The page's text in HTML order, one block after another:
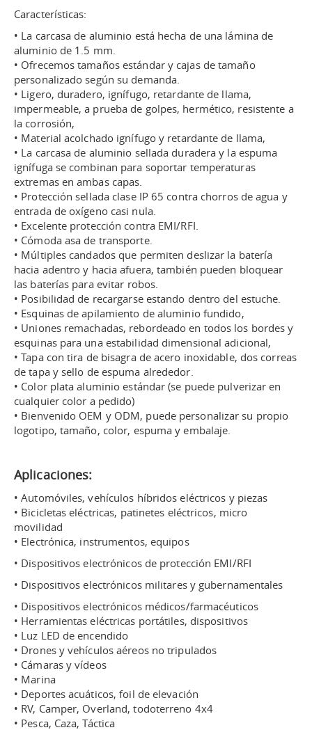
Características:
• La carcasa de aluminio está hecha de una lámina de
aluminio de 1.5 mm.
• Ofrecemos tamaños estándar y cajas de tamaño
personalizado según su demanda.
• Ligero, duradero, ignífugo, retardante de llama,
impermeable, a prueba de golpes, hermético, resistente a
la corrosión,
• Material acolchado ignífugo y retardante de llama,
• La carcasa de aluminio sellada duradera y la espuma
ignífuga se combinan para soportar temperaturas
extremas en ambas capas.
• Protección sellada clase IP 65 contra chorros de agua y
entrada de oxígeno casi nula.
• Excelente protección contra EMI/RFI.
• Cómoda asa de transporte.
• Múltiples candados que permiten deslizar la batería
hacia adentro y hacia afuera, también pueden bloquear
las baterías para evitar robos.
• Posibilidad de recargarse estando dentro del estuche.
• Esquinas de apilamiento de aluminio fundido,
• Uniones remachadas, rebordeado en todos los bordes y
esquinas para una estabilidad dimensional adicional,
• Tapa con tira de bisagra de acero inoxidable, dos correas
de tapa y sello de espuma alrededor.
• Color plata aluminio estándar (se puede pulverizar en
cualquier color a pedido)
• Bienvenido OEM y ODM, puede personalizar su propio
logotipo, tamaño, color, espuma y embalaje.
Aplicaciones:
• Automóviles, vehículos híbridos eléctricos y piezas
• Bicicletas eléctricas, patinetes eléctricos, micro
movilidad
• Electrónica, instrumentos, equipos
• Dispositivos electrónicos de protección EMI/RFI
• Dispositivos electrónicos militares y gubernamentales
• Dispositivos electrónicos médicos/farmacéuticos
• Herramientas eléctricas portátiles, dispositivos
• Luz LED de encendido
• Drones y vehículos aéreos no tripulados
• Cámaras y vídeos
• Marina
• Deportes acuáticos, foil de elevación
• RV, Camper, Overland, todoterreno 4x4
• Pesca, Caza, Táctica